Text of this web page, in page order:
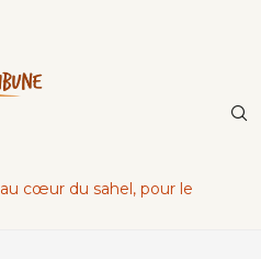
cœur du sahel, pour le